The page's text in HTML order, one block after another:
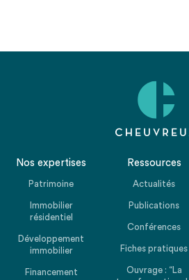
Nos expertises
Patrimoine
Immobilier
résidentiel
Développement
immobilier
Financement
Ressources
Actualités
Publications
Conférences
Fiches pratiques
Ouvrage : “La